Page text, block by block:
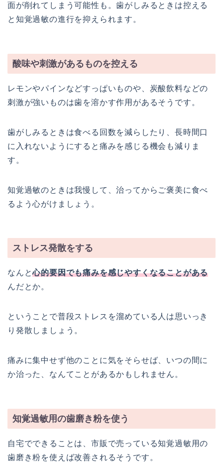
面が削れてしまう可能性も。歯がしみるときは控える
と知覚過敏の進行を抑えられます。
酸味や刺激があるものを控える
レモンやパインなどすっぱいものや、炭酸飲料などの
刺激が強いものは歯を溶かす作用があるそうです。
歯がしみるときは食べる回数を減らしたり、長時間口
に入れないようにすると痛みを感じる機会も減りま
す。
知覚過敏のときは我慢して、治ってからご褒美に食べ
るよう心がけましょう。
ストレス発散をする
なんと心的要因でも痛みを感じやすくなることがある
んだとか。
ということで普段ストレスを溜めている人は思いっき
り発散しましょう。
痛みに集中せず他のことに気をそらせば、いつの間に
か治った、なんてことがあるかもしれません。
知覚過敏用の歯磨き粉を使う
自宅でできることは、市販で売っている知覚過敏用の
歯磨き粉を使えば改善されるそうです。